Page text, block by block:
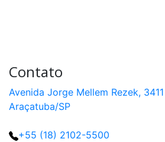
Contato
Avenida Jorge Mellem Rezek,
Araçatuba/SP
+55 (18) 2102-5500